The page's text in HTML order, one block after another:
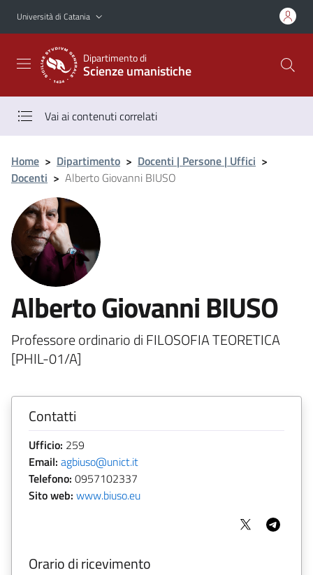
Vai al contenuto principale
Vai al menu di navigazione
Università di Catania
Dipartimento di
Scienze umanistiche
Vai ai contenuti correlati
Home > Dipartimento > Docenti | Persone | Uffici >
Docenti > Alberto Giovanni BIUSO
Alberto Giovanni BIUSO
Professore ordinario di FILOSOFIA TEORETICA
[PHIL-01/A]
Contatti
Ufficio: 259
Email: agbiuso@unict.it
Telefono: 0957102337
Sito web: www.biuso.eu
Orario di ricevimento